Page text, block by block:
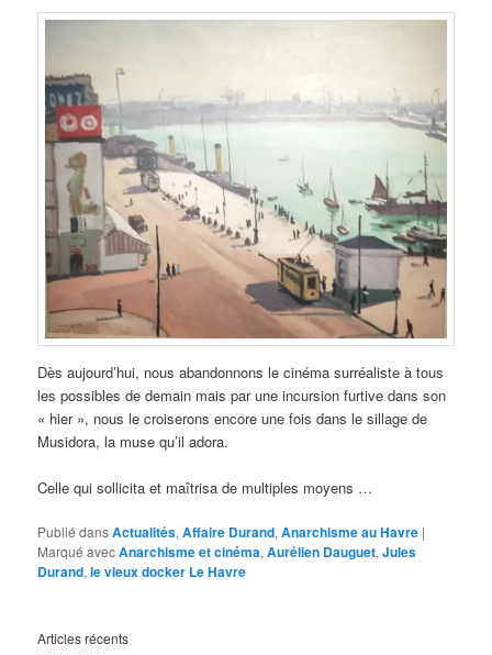
Dès aujourd’hui, nous abandonnons le cinéma surréaliste à tous
les possibles de demain mais par une incursion furtive dans son
« hier », nous le croiserons encore une fois dans le sillage de
Musidora, la muse qu’il adora.
Celle qui sollicita et maîtrisa de multiples moyens …
Publié dansActualités,Affaire Durand,Anarchisme au Havre |
Marqué avecAnarchisme et cinéma,Aurélien Dauguet,Jules
Durand,le vieux docker Le Havre
Articles récents